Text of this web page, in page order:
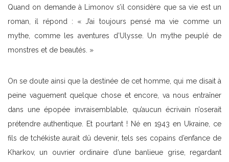
Quand on demande à Limonov s’il considère que sa vie est un
roman, il répond : « J’ai toujours pensé ma vie comme un
mythe, comme les aventures d’Ulysse. Un mythe peuplé de
monstres et de beautés. »
On se doute ainsi que la destinée de cet homme, qui me disait à
peine vaguement quelque chose et encore, va nous entraîner
dans une épopée invraisemblable, qu’aucun écrivain n’oserait
prétendre authentique. Et pourtant ! Né en 1943 en Ukraine, ce
fils de tchékiste aurait dû devenir, tels ses copains d’enfance de
Kharkov, un ouvrier ordinaire d’une banlieue grise, regardant